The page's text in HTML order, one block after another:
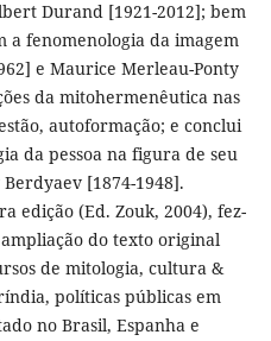
Durand [1921-2012]; bem
a fenomenologia da imagem
e Maurice Merleau-Ponty
da mitohermenêutica nas
autoformação; e conclui
da pessoa na figura de seu
[1874-1948].
edição (Ed. Zouk, 2004), fez-
do texto original
de mitologia, cultura &
políticas públicas em
no Brasil, Espanha e